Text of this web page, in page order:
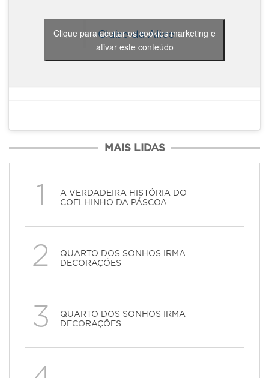
Clube da Alice
Clique para aceitar os cookies marketing e
ativar este conteúdo
MAIS LIDAS
1
A VERDADEIRA HISTÓRIA DO
COELHINHO DA PÁSCOA
2
QUARTO DOS SONHOS IRMA
DECORAÇÕES
3
QUARTO DOS SONHOS IRMA
DECORAÇÕES